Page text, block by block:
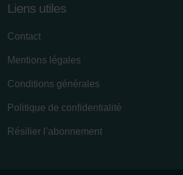
Zehnder Group Schweiz AG: Datenschutz
danych Zehnder
Zehnder Group UK Limited: Privacy Policy
Liens utiles
Contact
Mentions légales
Conditions générales
Politique de confidentialité
Résilier l’abonnement